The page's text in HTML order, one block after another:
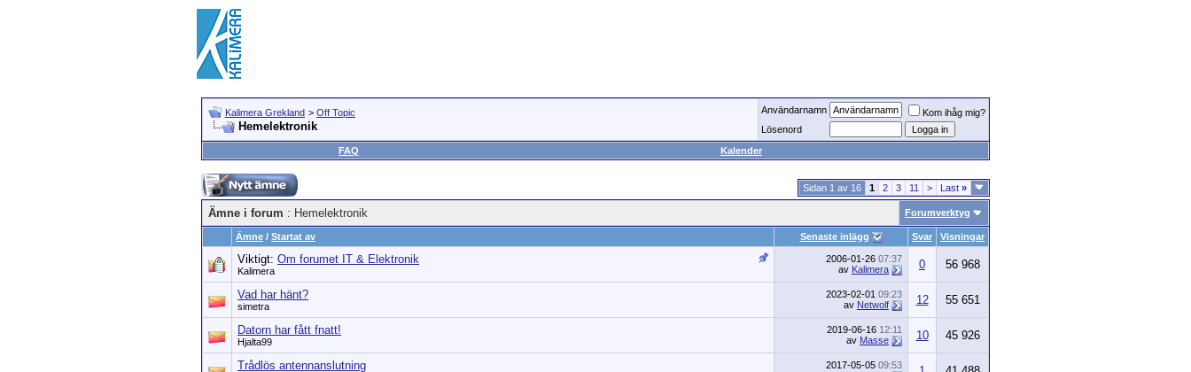
Kalimera Grekland > Off Topic
Hemelektronik
Användarnamn
Kom ihåg mig?
Lösenord
FAQ
Kalender
Sidan 1 av 16 1 2 3 11 > Last »
Ämne i forum : Hemelektronik Forumverktyg
Ämne / Startat av Senaste inlägg Svar Visningar
Viktigt: Om forumet IT & Elektronik
Kalimera
2006-01-26 07:37
av Kalimera 0 56 968
Vad har hänt?
simetra
2023-02-01 09:23
av Netwolf 12 55 651
Datorn har fått fnatt!
Hjalta99
2019-06-16 12:11
av Masse 10 45 926
Trådlös antennanslutning 2017-05-05 09:53